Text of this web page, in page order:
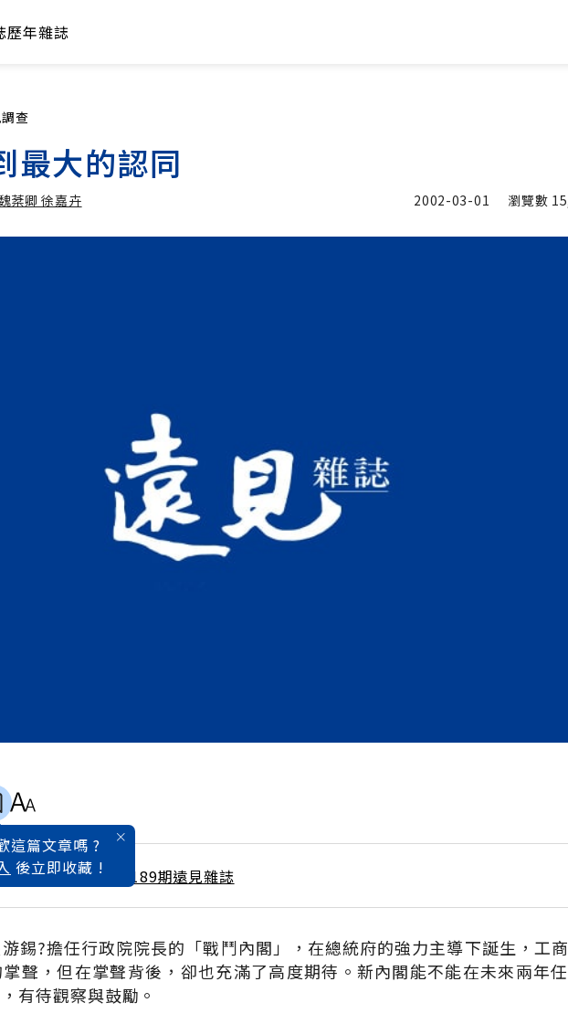
歷年雜誌
查
最大的認同
棻卿 徐嘉卉 2002-03-01 瀏覽數
這篇文章嗎 ?
後立即收藏 !
/ 3月號雜誌 第189期遠見雜誌
錫?擔任行政院院長的「戰鬥內閣」，在總統府的強力主導下誕生，工
聲，但在掌聲背後，卻也充滿了高度期待。新內閣能不能在未來兩年
有待觀察與鼓勵。